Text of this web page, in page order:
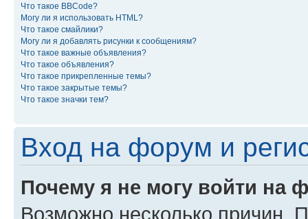
Что такое BBCode?
Могу ли я использовать HTML?
Что такое смайлики?
Могу ли я добавлять рисунки к сообщениям?
Что такое важные объявления?
Что такое объявления?
Что такое прикрепленные темы?
Что такое закрытые темы?
Что такое значки тем?
Вход на форум и
Почему я не могу войти на
Возможно несколько причин.